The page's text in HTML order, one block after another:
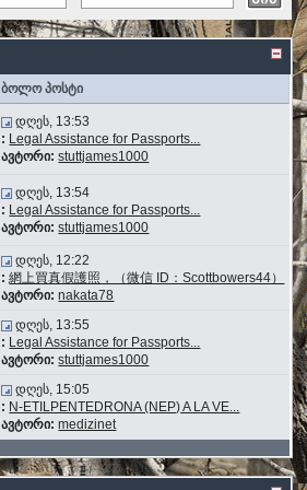
ბოლო პოსტი
დღეს, 13:53
: Legal Assistance for Passports...
ავტორი: stuttjames1000
დღეს, 13:54
: Legal Assistance for Passports...
ავტორი: stuttjames1000
დღეს, 12:22
: 網上買真假護照，（微信 ID：Scottbowers44）
ავტორი: nakata78
დღეს, 13:55
: Legal Assistance for Passports...
ავტორი: stuttjames1000
დღეს, 15:05
: N-ETILPENTEDRONA (NEP) A LA VE...
ავტორი: medizinet